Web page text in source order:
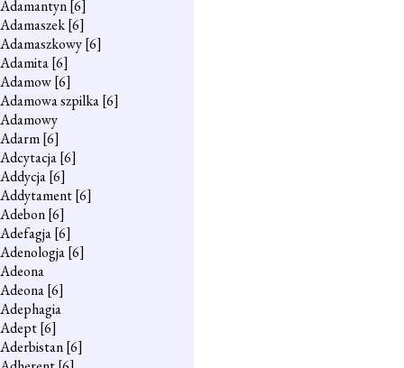
Adamantyn[6]
Adamaszek[6]
Adamaszkowy[6]
Adamita[6]
Adamow[6]
Adamowa szpilka[6]
Adamowy
Adarm[6]
Adcytacja[6]
Addycja[6]
Addytament[6]
Adebon[6]
Adefagja[6]
Adenologja[6]
Adeona
Adeona[6]
Adephagia
Adept[6]
Aderbistan[6]